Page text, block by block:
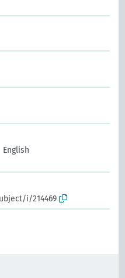
English
i/214469